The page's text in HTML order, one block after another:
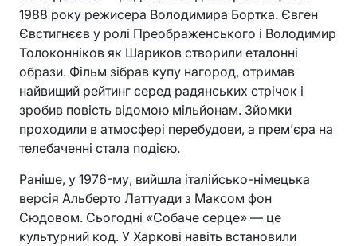
1988 року режисера Володимира Бортка. Євген
Євстигнєєв у ролі Преображенського і Володимир
Толоконніков як Шариков створили еталонні
образи. Фільм зібрав купу нагород, отримав
найвищий рейтинг серед радянських стрічок і
зробив повість відомою мільйонам. Зйомки
проходили в атмосфері перебудови, а прем’єра на
телебаченні стала подією.
Раніше, у 1976-му, вийшла італійсько-німецька
версія Альберто Латтуади з Максом фон
Сюдовом. Сьогодні «Собаче серце» — це
культурний код. У Харкові навіть встановили